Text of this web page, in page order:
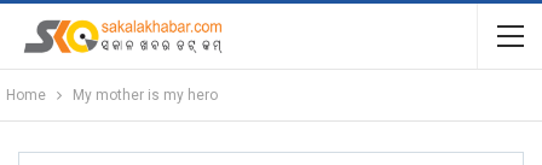
Home My mother is my hero